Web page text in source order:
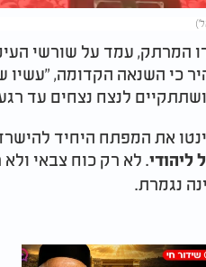
המרתק, עמד על שורשי
כי השנאה הקדומה, "עשיו
לנצח נצחים עד
את המפתח היחיד
ליהודי. לא רק כוח צבאי
נגמרת.